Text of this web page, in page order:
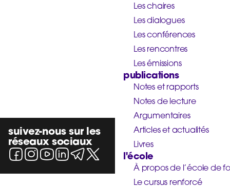
suivez-nous sur les
réseaux sociaux
Les chaires
Les dialogues
Les conférences
Les rencontres
Les émissions
publications
Notes et rapports
Notes de lecture
Argumentaires
Articles et actualités
Livres
l'école
À propos de l’école de
Le cursus renforcé